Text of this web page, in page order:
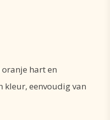
oranje hart en
kleur, eenvoudig van